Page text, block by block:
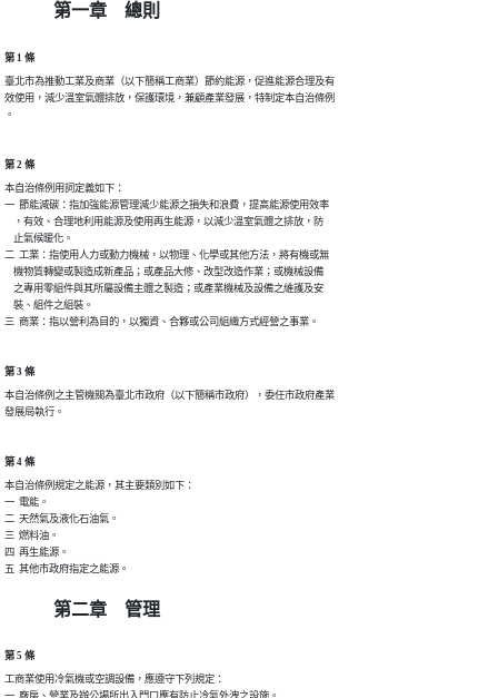
第一章 總則
第 1 條
臺北市為推動工業及商業（以下簡稱工商業）節約能源，促進能源合理及有
效使用，減少溫室氣體排放，保護環境，兼顧產業發展，特制定本自治條例
。
第 2 條
本自治條例用詞定義如下：
一  節能減碳：指加強能源管理減少能源之損失和浪費，提高能源使用效率
    ，有效、合理地利用能源及使用再生能源，以減少溫室氣體之排放，防
    止氣候暖化。
二  工業：指使用人力或動力機械，以物理、化學或其他方法，將有機或無
    機物質轉變或製造成新產品；或產品大修、改型改造作業；或機械設備
    之專用零組件與其所屬設備主體之製造；或產業機械及設備之維護及安
    裝、組件之組裝。
三  商業：指以營利為目的，以獨資、合夥或公司組織方式經營之事業。
第 3 條
本自治條例之主管機關為臺北市政府（以下簡稱市政府），委任市政府產業
發展局執行。
第 4 條
本自治條例規定之能源，其主要類別如下：
一  電能。
二  天然氣及液化石油氣。
三  燃料油。
四  再生能源。
五  其他市政府指定之能源。
第二章 管理
第 5 條
工商業使用冷氣機或空調設備，應遵守下列規定：